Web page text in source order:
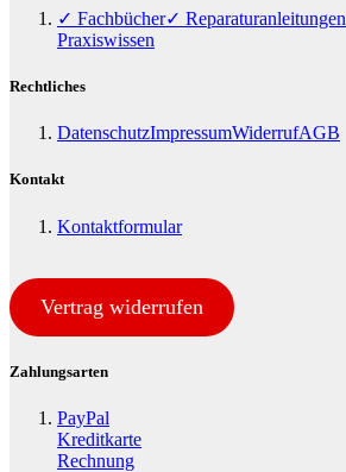
✓ Fachbücher✓ Reparaturanleitungen
Praxiswissen
Rechtliches
DatenschutzImpressumWiderrufAGB
Kontakt
Kontaktformular
Vertrag widerrufen
Zahlungsarten
PayPal
Kreditkarte
Rechnung